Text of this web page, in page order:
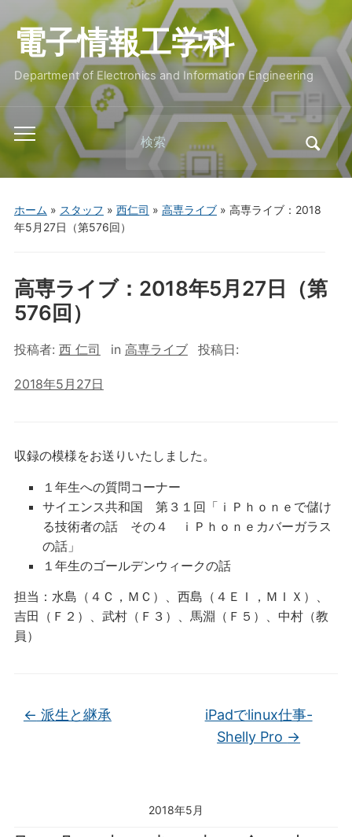
電子情報工学科
Department of Electronics and Information Engineering
Toggle
mobile
menu
Search
for:
ホーム » スタッフ » 西仁司 » 高専ライブ» 高専ライブ：2018
年5月27日（第576回）
2018年5月
高専ライブ：2018年5月27日（第
576回）
投稿者: 西 仁司 in 高専ライブ 投稿日:
2018年5月27日
収録の模様をお送りいたしました。
１年生への質問コーナー
サイエンス共和国 第３１回「ｉＰｈｏｎｅで儲け
る技術者の話 その４ ｉＰｈｏｎｅカバーガラス
の話」
１年生のゴールデンウィークの話
担当：水島（４Ｃ，ＭＣ）、西島（４ＥＩ，ＭＩＸ）、
吉田（Ｆ２）、武村（Ｆ３）、馬淵（Ｆ５）、中村（教
員）
← 派生と継承
iPadでlinux仕事-
Shelly Pro →